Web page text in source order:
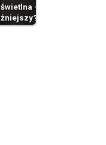
-